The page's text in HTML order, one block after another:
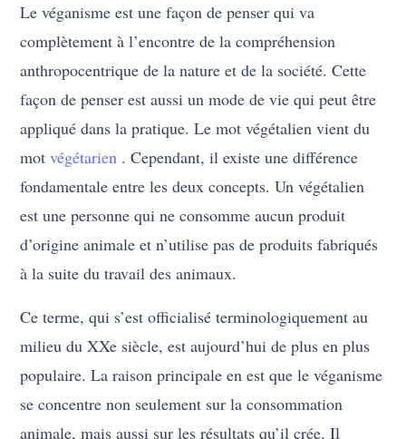
Le véganisme est une façon de penser qui va
complètement à l’encontre de la compréhension
anthropocentrique de la nature et de la société. Cette
façon de penser est aussi un mode de vie qui peut être
appliqué dans la pratique. Le mot végétalien vient du
motvégétarien . Cependant, il existe une différence
fondamentale entre les deux concepts. Un végétalien
est une personne qui ne consomme aucun produit
d’origine animale et n’utilise pas de produits fabriqués
à la suite du travail des animaux.
Ce terme, qui s’est officialisé terminologiquement au
milieu du XXe siècle, est aujourd’hui de plus en plus
populaire. La raison principale en est que le véganisme
se concentre non seulement sur la consommation
animale, mais aussi sur les résultats qu’il crée. Il